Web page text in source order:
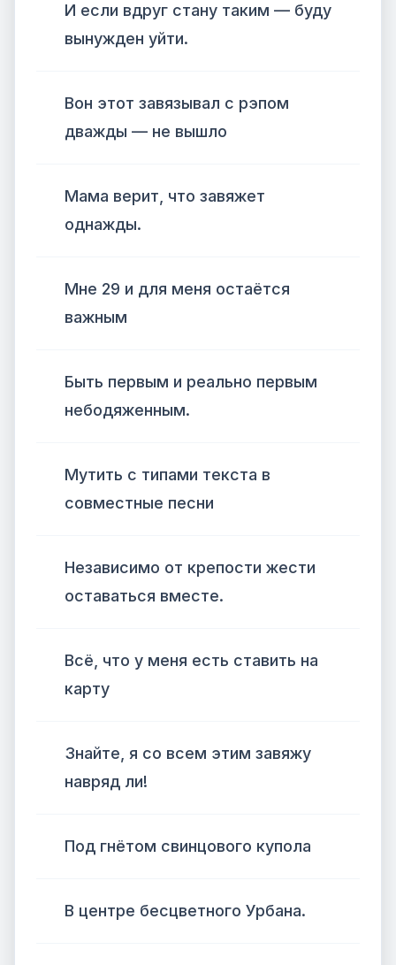
И если вдруг стану таким — буду
вынужден уйти.
Вон этот завязывал с рэпом
дважды — не вышло
Мама верит, что завяжет
однажды.
Мне 29 и для меня остаётся
важным
Быть первым и реально первым
небодяженным.
Мутить с типами текста в
совместные песни
Независимо от крепости жести
оставаться вместе.
Всё, что у меня есть ставить на
карту
Знайте, я со всем этим завяжу
навряд ли!
Под гнётом свинцового купола
В центре бесцветного Урбана.